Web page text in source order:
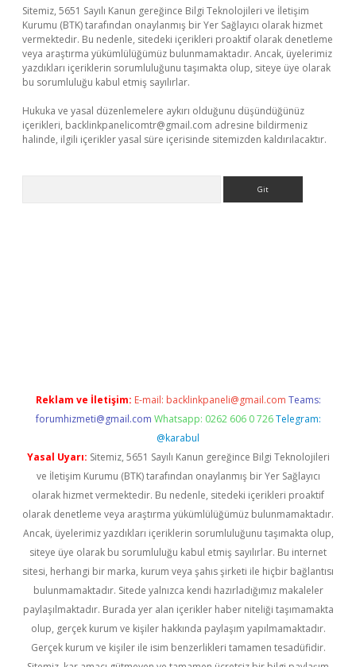
Sitemiz, 5651 Sayılı Kanun gereğince Bilgi Teknolojileri ve İletişim
Kurumu (BTK) tarafından onaylanmış bir Yer Sağlayıcı olarak hizmet
vermektedir. Bu nedenle, sitedeki içerikleri proaktif olarak denetleme
veya araştırma yükümlülüğümüz bulunmamaktadır. Ancak, üyelerimiz
yazdıkları içeriklerin sorumluluğunu taşımakta olup, siteye üye olarak
bu sorumluluğu kabul etmiş sayılırlar.
Hukuka ve yasal düzenlemelere aykırı olduğunu düşündüğünüz
içerikleri, backlinkpanelicomtr@gmail.com adresine bildirmeniz
halinde, ilgili içerikler yasal süre içerisinde sitemizden kaldırılacaktır.
Reklam ve İletişim: E-mail: backlinkpaneli@gmail.com Teams:
forumhizmeti@gmail.com Whatsapp: 0262 606 0 726 Telegram:
@karabul
Yasal Uyarı: Sitemiz, 5651 Sayılı Kanun gereğince Bilgi Teknolojileri
ve İletişim Kurumu (BTK) tarafından onaylanmış bir Yer Sağlayıcı
olarak hizmet vermektedir. Bu nedenle, sitedeki içerikleri proaktif
olarak denetleme veya araştırma yükümlülüğümüz bulunmamaktadır.
Ancak, üyelerimiz yazdıkları içeriklerin sorumluluğunu taşımakta olup,
siteye üye olarak bu sorumluluğu kabul etmiş sayılırlar. Bu internet
sitesi, herhangi bir marka, kurum veya şahıs şirketi ile hiçbir bağlantısı
bulunmamaktadır. Sitede yalnızca kendi hazırladığımız makaleler
paylaşılmaktadır. Burada yer alan içerikler haber niteliği taşımamakta
olup, gerçek kurum ve kişiler hakkında paylaşım yapılmamaktadır.
Gerçek kurum ve kişiler ile isim benzerlikleri tamamen tesadüfidir.